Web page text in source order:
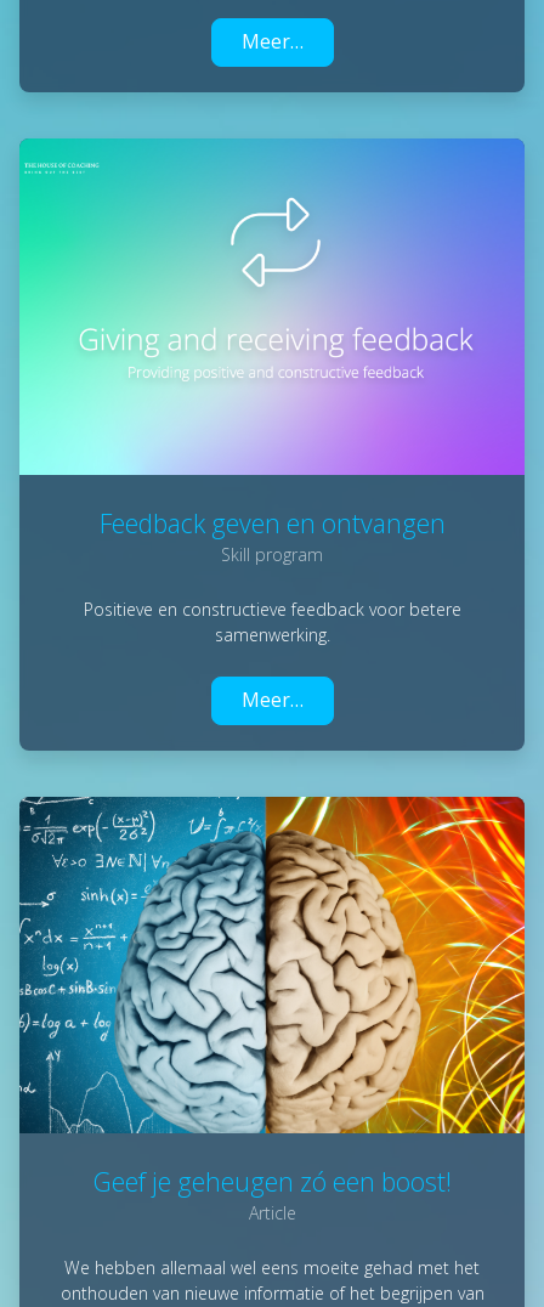
Meer…
Feedback geven en ontvangen
Skill program
Positieve en constructieve feedback voor betere
samenwerking.
Meer…
Geef je geheugen zó een boost!
Article
We hebben allemaal wel eens moeite gehad met het
onthouden van nieuwe informatie of het begrijpen van